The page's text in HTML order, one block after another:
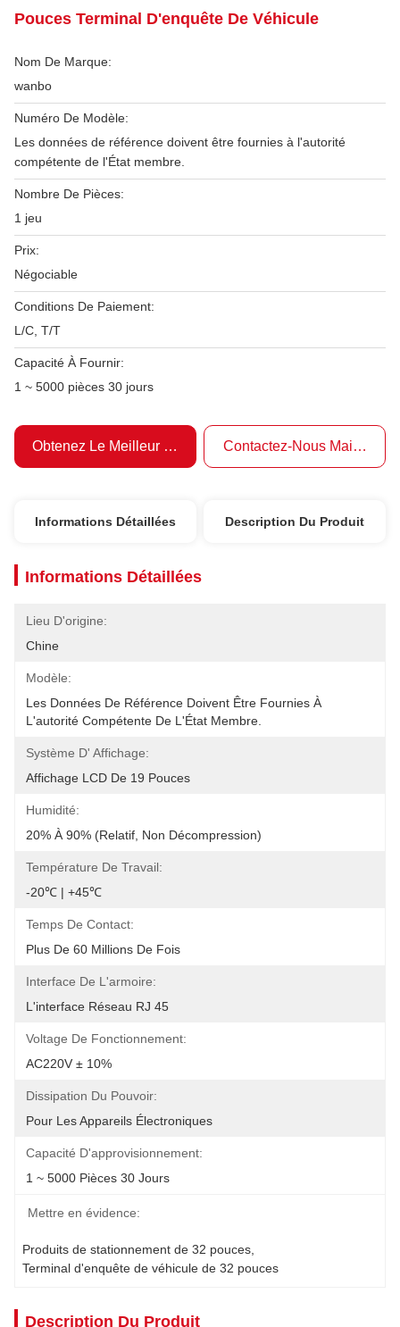
Pouces Terminal D'enquête De Véhicule
Nom De Marque:
wanbo
Numéro De Modèle:
Les données de référence doivent être fournies à l'autorité
compétente de l'État membre.
Nombre De Pièces:
1 jeu
Prix:
Négociable
Conditions De Paiement:
L/C, T/T
Capacité À Fournir:
1 ~ 5000 pièces 30 jours
Obtenez Le Meilleur Prix Contactez-Nous Maintenant
Informations Détaillées Description Du Produit
Informations Détaillées
Lieu D'origine:
Chine
Modèle:
Les Données De Référence Doivent Être Fournies À
L'autorité Compétente De L'État Membre.
Système D' Affichage:
Affichage LCD De 19 Pouces
Humidité:
20% À 90% (relatif, Non Décompression)
Température De Travail:
-20℃ | +45℃
Temps De Contact:
Plus De 60 Millions De Fois
Interface De L'armoire:
L'interface Réseau RJ 45
Voltage De Fonctionnement:
AC220V ± 10%
Dissipation Du Pouvoir:
Pour Les Appareils Électroniques
Capacité D'approvisionnement:
1 ~ 5000 Pièces 30 Jours
Mettre en évidence:
Produits de stationnement de 32 pouces
Terminal d'enquête de véhicule de 32 pouces
Description Du Produit